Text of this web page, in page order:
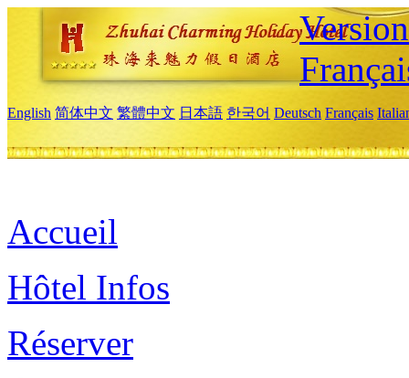
English 简体中文 繁體中文 日本語 한국어 Deutsch Français
Accueil
Hôtel Infos
Réserver